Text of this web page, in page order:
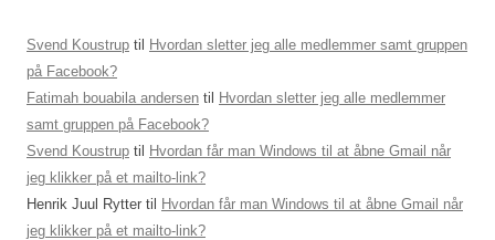
Svend Koustrup til
Hvordan sletter jeg alle medlemmer samt gruppen
på Facebook?
Fatimah bouabila andersen til
Hvordan sletter jeg alle medlemmer
samt gruppen på Facebook?
Svend Koustrup til
Hvordan får man Windows til at åbne Gmail når
jeg klikker på et mailto-link?
Henrik Juul Rytter til
Hvordan får man Windows til at åbne Gmail når
jeg klikker på et mailto-link?